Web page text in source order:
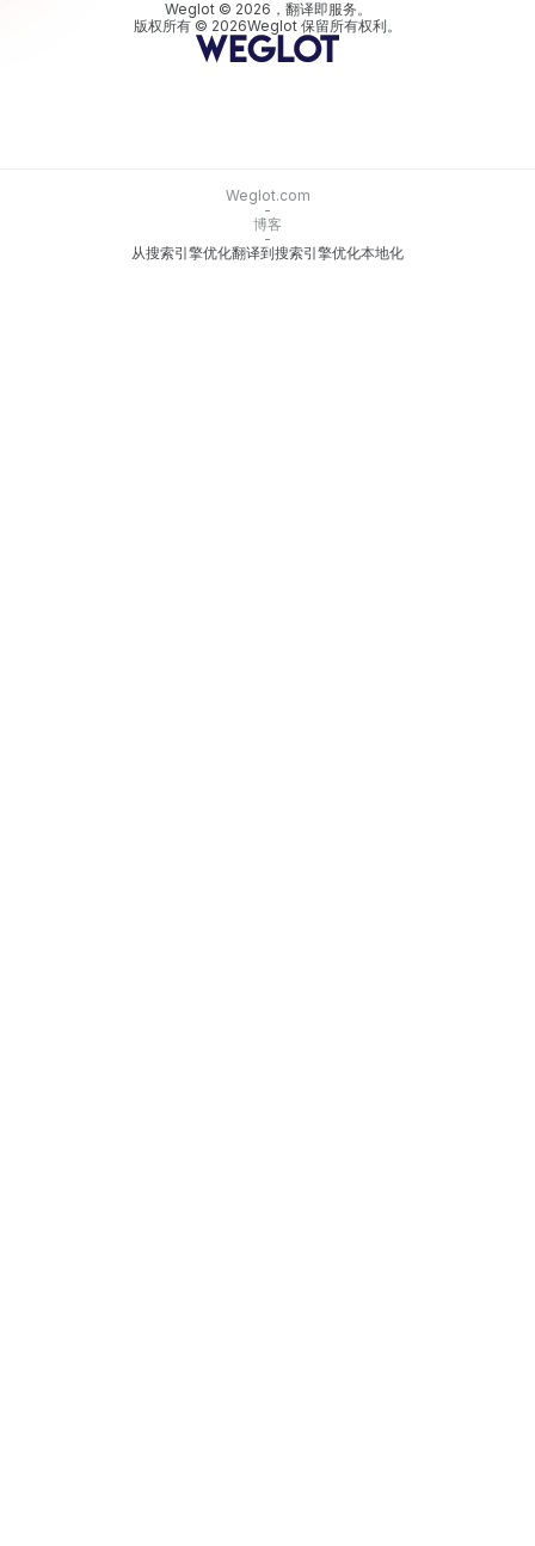
Weglot © 2026，翻译即服务。
版权所有 © 2026Weglot 保留所有权利。
Weglot.com
-
博客
-
从搜索引擎优化翻译到搜索引擎优化本地化